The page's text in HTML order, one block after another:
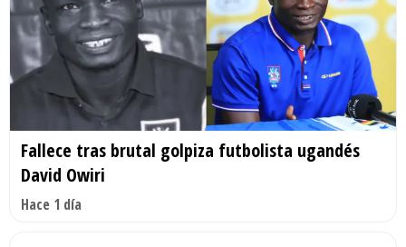
Fallece tras brutal golpiza futbolista ugandés
David Owiri
Hace 1 día